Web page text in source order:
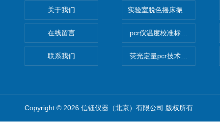
关于我们
在线留言
联系我们
实验室脱色摇床振荡器
pcr仪温度校准标定设备
荧光定量pcr技术定制化服务
Copyright © 2026 信钰仪器（北京）有限公司 版权所有